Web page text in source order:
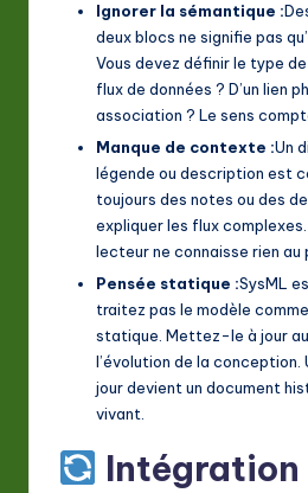
Ignorer la sémantique :
deux blocs ne signifie pas
Vous devez définir le type
flux de données ? D’un lien
association ? Le sens
Manque de contexte :Un
légende ou description est
toujours des notes ou des
expliquer les flux
lecteur ne connaisse rien au
Pensée statique :SysML
traitez pas le modèle
statique. Mettez-le à jour
l’évolution de la conception.
jour devient un document
vivant.
Intégration